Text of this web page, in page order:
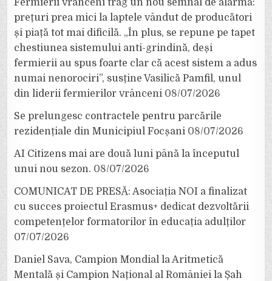
prețuri prea mici la laptele vândut de producători
și piață tot mai dificilă. „În plus, se repune pe tapet
chestiunea sistemului anti-grindină, deși
fermierii au spus foarte clar că acest sistem a adus
numai nenorociri”, susține Vasilică Pamfil, unul
din liderii fermierilor vrânceni 08/07/2026
Se prelungesc contractele pentru parcările
rezidențiale din Municipiul Focșani 08/07/2026
AI Citizens mai are două luni până la începutul
unui nou sezon. 08/07/2026
COMUNICAT DE PRESĂ: Asociația NOI a finalizat
cu succes proiectul Erasmus+ dedicat dezvoltării
competențelor formatorilor în educația adulților
07/07/2026
Daniel Sava, Campion Mondial la Aritmetică
Mentală și Campion Național al României la Șah